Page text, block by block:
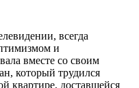
всегда
и
вместе со своим
который трудился
квартире, доставшейся